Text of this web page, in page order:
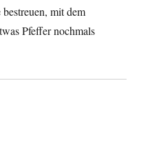
mit dem
Pfeffer nochmals